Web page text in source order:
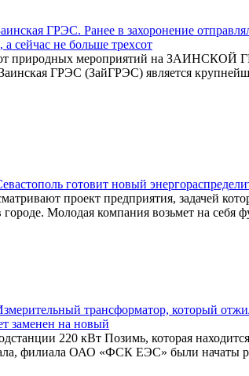
ГРЭС. Ранее в захоронение
сейчас не больше трехсот
природных мероприятий на ЗАИНСКОЙ
ГРЭС (ЗайГРЭС) является
готовит новый
проект предприятия, задачей
городе. Молодая компания возьмет на себя
трансформатор, который
заменен на новый
220 кВт Позимь, которая
филиала ОАО «ФСК ЕЭС» были начаты